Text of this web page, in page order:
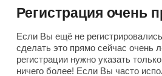
Регистрация очень
Если Вы ещё не
сделать это прямо сейчас очень
регистрации нужно указать
ничего более! Если Вы часто